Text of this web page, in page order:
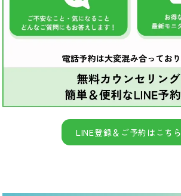
LINE登録＆ご予約はこちら